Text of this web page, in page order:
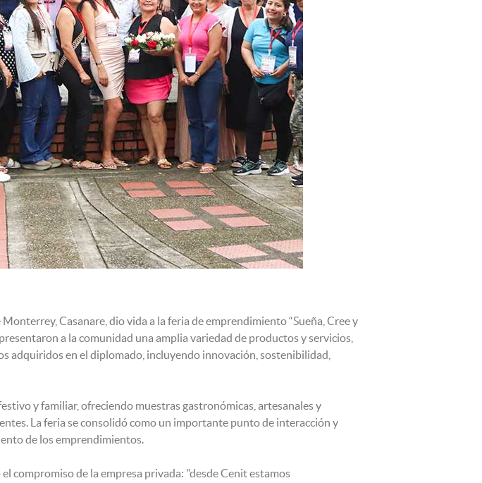
Casanare, dio vida a la feria de emprendimiento “Sueña, Cree y
a la comunidad una amplia variedad de productos y servicios,
adquiridos en el diplomado, incluyendo innovación, sostenibilidad,
y familiar, ofreciendo muestras gastronómicas, artesanales y
La feria se consolidó como un importante punto de interacción y
de los emprendimientos.
compromiso de la empresa privada: "desde Cenit estamos